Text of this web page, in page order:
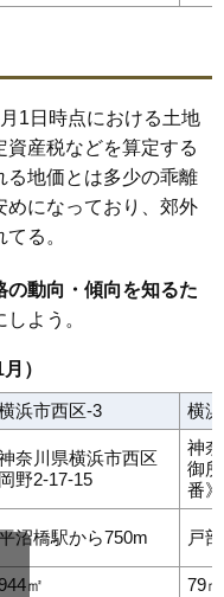
1日時点における土地
産税などを算定する
る地価とは多少の乖離
めになっており、郊外
る。
の動向・傾向を知るた
よう。
）
浜市西区-3 横
奈川県横浜市西区
岡野2-17-15
神
御
番》
沼橋駅から750m 戸
944㎡ 79㎡